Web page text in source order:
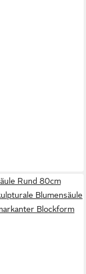
Rund 80cm
Blumensäule
Blockform